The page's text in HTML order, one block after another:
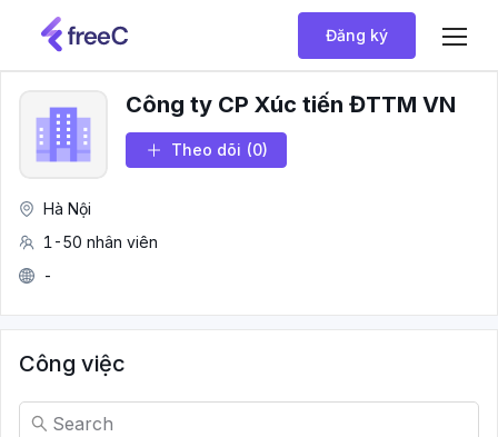
Đăng ký
Công ty CP Xúc tiến ĐTTM VN
Theo dõi (0)
Hà Nội
1-50 nhân viên
-
Công việc